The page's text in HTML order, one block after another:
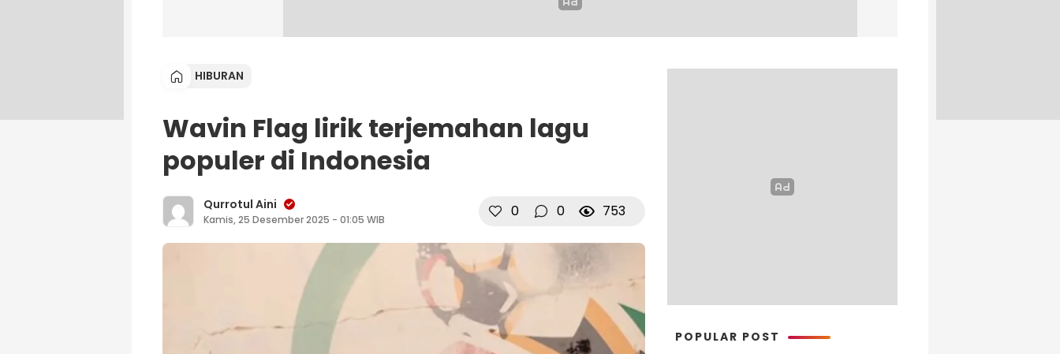
HIBURAN
Wavin Flag lirik terjemahan lagu
populer di Indonesia
Qurrotul Aini
Kamis, 25 Desember 2025 - 01:05 WIB 0 0 753
POPULAR POST